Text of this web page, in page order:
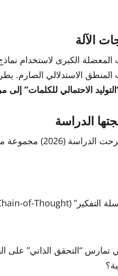
الآلة
المعضلة الكبرى لاستخدام
الاحتمالي للكلمات” إلى
الدراسة
للحصول على رؤية
تمارس “التحقق الذاتي” على